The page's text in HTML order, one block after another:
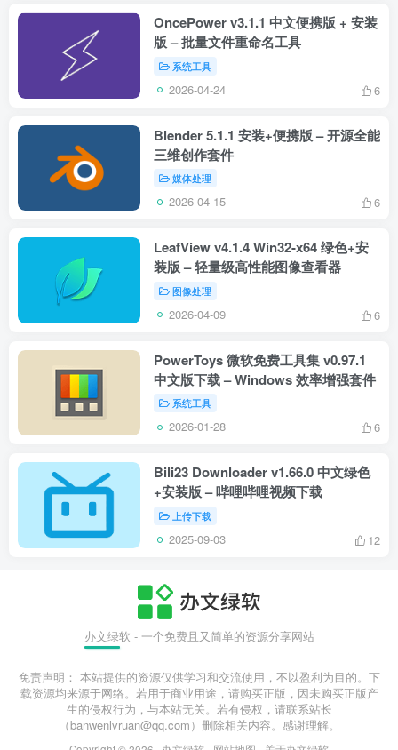
OncePower v3.1.1 中文便携版 + 安装
版 – 批量文件重命名工具
系统工具
2026-04-24 6
Blender 5.1.1 安装+便携版 – 开源全能
三维创作套件
媒体处理
2026-04-15 6
LeafView v4.1.4 Win32-x64 绿色+安
装版 – 轻量级高性能图像查看器
图像处理
2026-04-09 6
PowerToys 微软免费工具集 v0.97.1
中文版下载 – Windows 效率增强套件
系统工具
2026-01-28 6
Bili23 Downloader v1.66.0 中文绿色
+安装版 – 哔哩哔哩视频下载
上传下载
2025-09-03 12
办文绿软 - 一个免费且又简单的资源分享网站
免责声明： 本站提供的资源仅供学习和交流使用，不以盈利为目的。下
载资源均来源于网络。若用于商业用途，请购买正版，因未购买正版产
生的侵权行为，与本站无关。若有侵权，请联系站长
（banwenlvruan@qq.com）删除相关内容。感谢理解。